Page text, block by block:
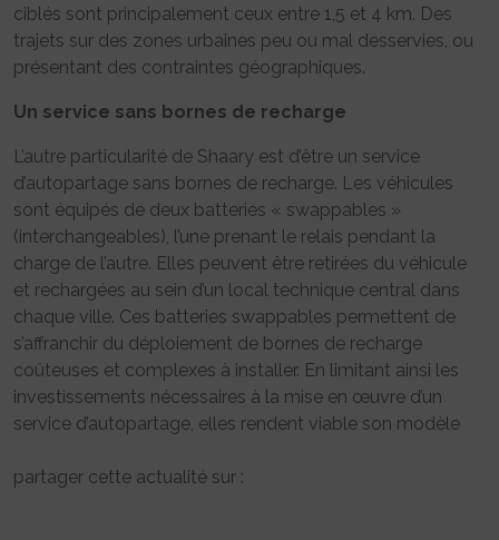
ciblés sont principalement ceux entre 1,5 et 4 km. Des
trajets sur des zones urbaines peu ou mal desservies, ou
présentant des contraintes géographiques.
Un service sans bornes de recharge
L’autre particularité de Shaary est d’être un service
d’autopartage sans bornes de recharge. Les véhicules
sont équipés de deux batteries « swappables »
(interchangeables), l’une prenant le relais pendant la
charge de l’autre. Elles peuvent être retirées du véhicule
et rechargées au sein d’un local technique central dans
chaque ville. Ces batteries swappables permettent de
s’affranchir du déploiement de bornes de recharge
coûteuses et complexes à installer. En limitant ainsi les
investissements nécessaires à la mise en œuvre d’un
service d’autopartage, elles rendent viable son modèle
partager cette actualité sur :